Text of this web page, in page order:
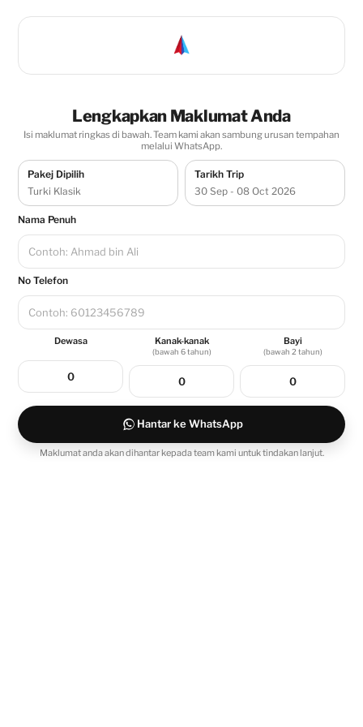
Lengkapkan Maklumat Anda
Isi maklumat ringkas di bawah. Team kami akan sambung urusan tempahan
melalui WhatsApp.
Pakej Dipilih
Turki Klasik
Tarikh Trip
30 Sep - 08 Oct 2026
Nama Penuh
No Telefon
Dewasa Kanak-kanak
(bawah 6 tahun)
Bayi
(bawah 2 tahun)
Hantar ke WhatsApp
Maklumat anda akan dihantar kepada team kami untuk tindakan lanjut.